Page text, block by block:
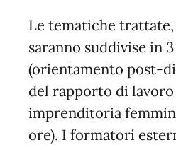
Le tematiche trattate,
saranno suddivise in
(orientamento post-
del rapporto di
imprenditoria
ore). I formatori